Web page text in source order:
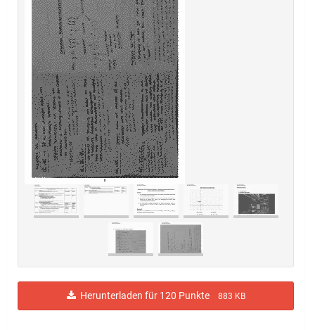
Herunterladen für 120 Punkte 883 KB